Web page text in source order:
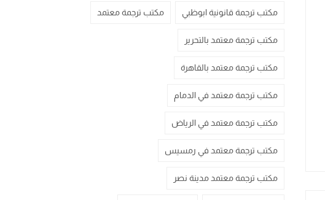
مكتب ترجمة قانونية ابوظبي مكتب ترجمة معتمد
مكتب ترجمة معتمد بالتحرير
مكتب ترجمة معتمد بالقاهرة
مكتب ترجمة معتمد في الدمام
مكتب ترجمة معتمد في الرياض
مكتب ترجمة معتمد في رمسيس
مكتب ترجمة معتمد مدينة نصر